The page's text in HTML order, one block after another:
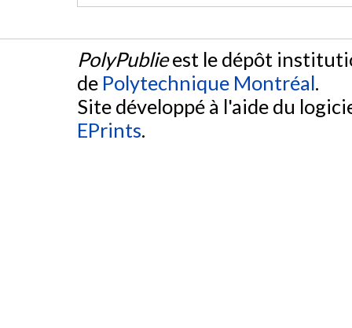
PolyPublieest le dépôt
de Polytechnique Montréal.
Site développé à l'aide du
EPrints.